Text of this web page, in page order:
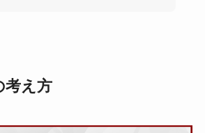
考え方